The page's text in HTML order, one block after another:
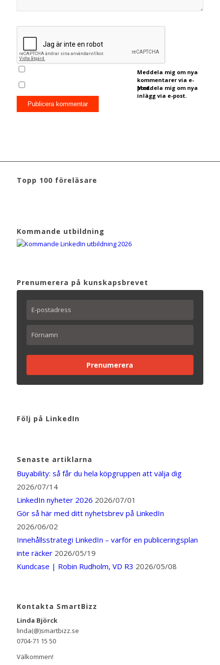
Meddela mig om nya
kommentarer via e-
post.
Meddela mig om nya
inlägg via e-post.
Topp 100 föreläsare
Kommande utbildning
Prenumerera på kunskapsbrevet
Prenumerera
Följ på LinkedIn
Senaste artiklarna
Buyability: så får du hela köpgruppen att välja dig
2026/07/14
LinkedIn nyheter 2026 2026/07/01
Gör så här med ditt nyhetsbrev på LinkedIn
2026/06/02
Innehållsstrategi LinkedIn – varför en publiceringsplan
inte räcker 2026/05/19
Kundcase | Robin Rudholm, VD R3 2026/05/08
Kontakta SmartBizz
Linda Björck
linda(@)smartbizz.se
0704-71 15 50
Välkommen!